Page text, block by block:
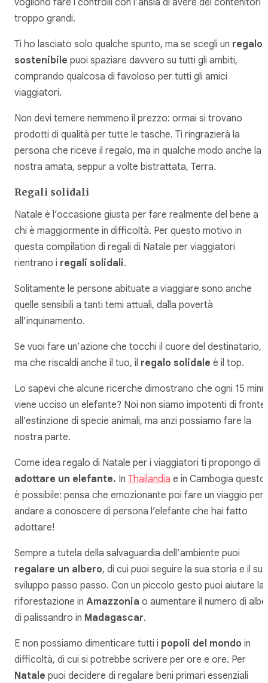
troppo grandi.
Ti ho lasciato solo qualche spunto, ma se scegli un regalo
sostenibile puoi spaziare davvero su tutti gli ambiti,
comprando qualcosa di favoloso per tutti gli amici
viaggiatori.
Non devi temere nemmeno il prezzo: ormai si trovano
prodotti di qualità per tutte le tasche. Ti ringrazierà la
persona che riceve il regalo, ma in qualche modo anche la
nostra amata, seppur a volte bistrattata, Terra.
Regali solidali
Natale è l’occasione giusta per fare realmente del bene a
chi è maggiormente in difficoltà. Per questo motivo in
questa compilation di regali di Natale per viaggiatori
rientrano i regali solidali.
Solitamente le persone abituate a viaggiare sono anche
quelle sensibili a tanti temi attuali, dalla povertà
all’inquinamento.
Se vuoi fare un’azione che tocchi il cuore del destinatario,
ma che riscaldi anche il tuo, il regalo solidale è il top.
Lo sapevi che alcune ricerche dimostrano che ogni 15
viene ucciso un elefante? Noi non siamo impotenti di fronte
all’estinzione di specie animali, ma anzi possiamo fare la
nostra parte.
Come idea regalo di Natale per i viaggiatori ti propongo di
adottare un elefante. In Thailandia e in Cambogia questo
è possibile: pensa che emozionante poi fare un viaggio per
andare a conoscere di persona l’elefante che hai fatto
adottare!
Sempre a tutela della salvaguardia dell’ambiente puoi
regalare un albero, di cui puoi seguire la sua storia e il suo
sviluppo passo passo. Con un piccolo gesto puoi aiutare la
riforestazione in Amazzonia o aumentare il numero di
di palissandro in Madagascar.
E non possiamo dimenticare tutti i popoli del mondo in
difficoltà, di cui si potrebbe scrivere per ore e ore. Per
Natale puoi decidere di regalare beni primari essenziali